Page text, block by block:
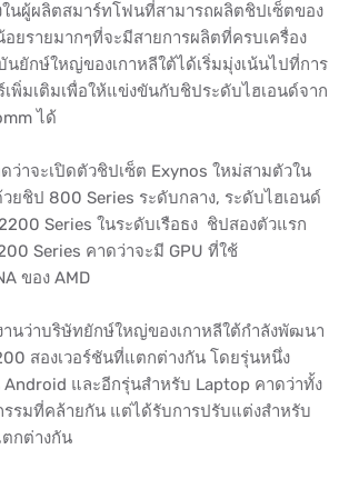
ในผู้ผลิตสมาร์ทโฟนที่สามารถผลิตชิปเซ็ตของ
อยรายมากๆที่จะมีสายการผลิตที่ครบเครื่อง
ยักษ์ใหญ่ของเกาหลีใต้ได้เริ่มมุ่งเน้นไปที่การ
พิ่มเติมเพื่อให้แข่งขันกับชิประดับไฮเอนด์จาก
ได้
ว่าจะเปิดตัวชิปเซ็ต Exynos ใหม่สามตัวใน
ยชิป 800 Series ระดับกลาง, ระดับไฮเอนด์
Series ในระดับเรือธง ชิปสองตัวแรก
Series คาดว่าจะมี GPU ที่ใช้
ของ AMD
านว่าบริษัทยักษ์ใหญ่ของเกาหลีใต้กำลังพัฒนา
สองเวอร์ชันที่แตกต่างกัน โดยรุ่นหนึ่ง
และอีกรุ่นสำหรับ Laptop คาดว่าทั้ง
รรมที่คล้ายกัน แต่ได้รับการปรับแต่งสำหรับ
กต่างกัน